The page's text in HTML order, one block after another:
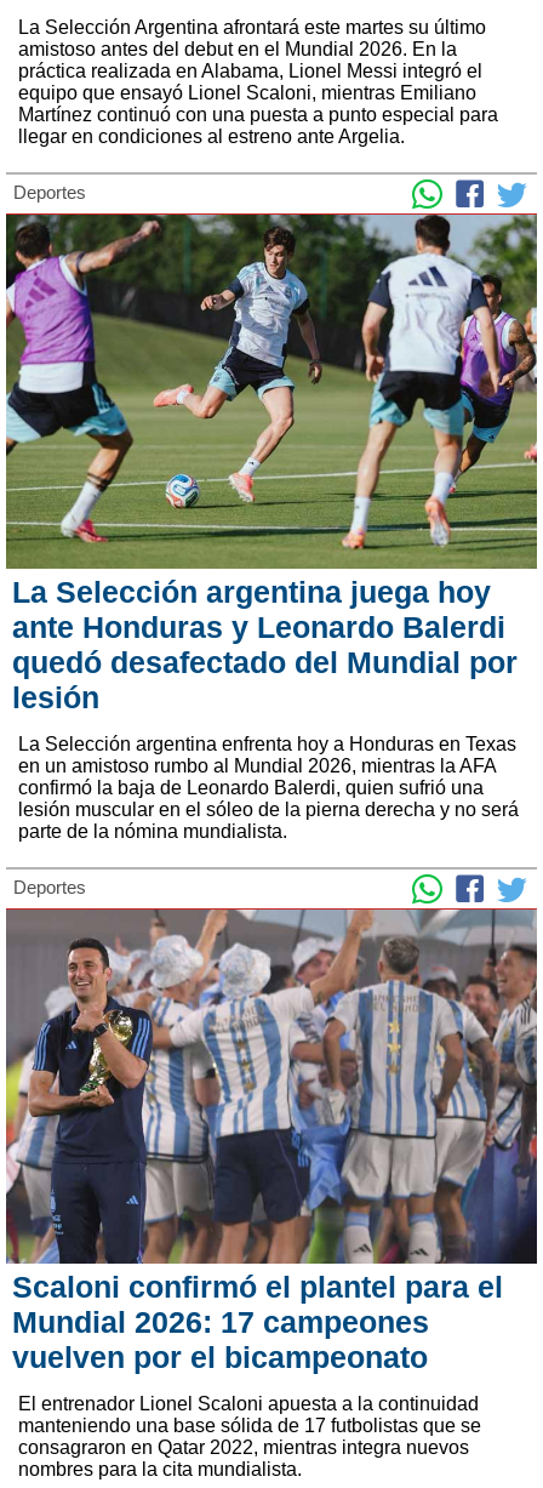
La Selección Argentina afrontará este martes su último
amistoso antes del debut en el Mundial 2026. En la
práctica realizada en Alabama, Lionel Messi integró el
equipo que ensayó Lionel Scaloni, mientras Emiliano
Martínez continuó con una puesta a punto especial para
llegar en condiciones al estreno ante Argelia.
Deportes
La Selección argentina juega hoy
ante Honduras y Leonardo Balerdi
quedó desafectado del Mundial por
lesión
La Selección argentina enfrenta hoy a Honduras en Texas
en un amistoso rumbo al Mundial 2026, mientras la AFA
confirmó la baja de Leonardo Balerdi, quien sufrió una
lesión muscular en el sóleo de la pierna derecha y no será
parte de la nómina mundialista.
Deportes
Scaloni confirmó el plantel para el
Mundial 2026: 17 campeones
vuelven por el bicampeonato
El entrenador Lionel Scaloni apuesta a la continuidad
manteniendo una base sólida de 17 futbolistas que se
consagraron en Qatar 2022, mientras integra nuevos
nombres para la cita mundialista.